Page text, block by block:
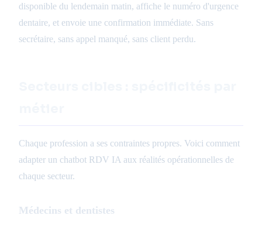
disponible du lendemain matin, affiche le numéro d'urgence
dentaire, et envoie une confirmation immédiate. Sans
secrétaire, sans appel manqué, sans client perdu.
Chaque profession a ses contraintes propres. Voici comment
adapter un chatbot RDV IA aux réalités opérationnelles de
chaque secteur.
Médecins et dentistes